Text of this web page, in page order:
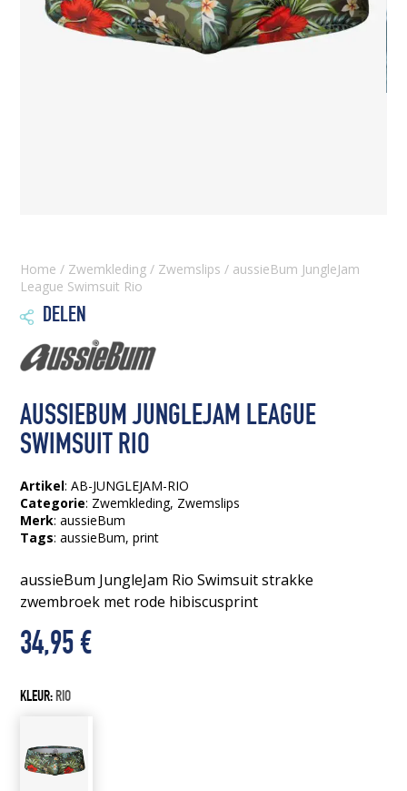
Home / Zwemkleding / Zwemslips / aussieBum JungleJam
League Swimsuit Rio
 DELEN
AUSSIEBUM JUNGLEJAM LEAGUE
SWIMSUIT RIO
Artikel: AB-JUNGLEJAM-RIO
Categorie: Zwemkleding, Zwemslips
Merk: aussieBum
Tags:aussieBum, print
aussieBum JungleJam Rio Swimsuit strakke
zwembroek met rode hibiscusprint
34,95€
KLEUR:RIO